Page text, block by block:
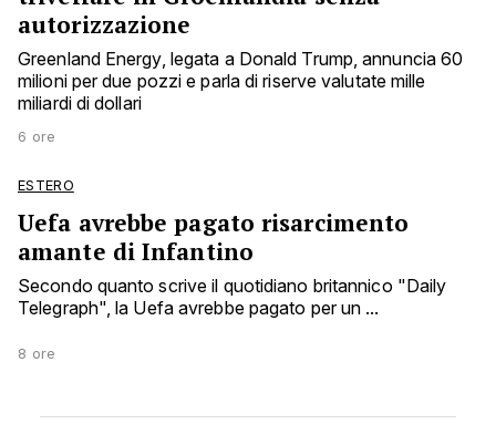
autorizzazione
Greenland Energy, legata a Donald Trump, annuncia 60
milioni per due pozzi e parla di riserve valutate mille
miliardi di dollari
6 ore
ESTERO
Uefa avrebbe pagato risarcimento
amante di Infantino
Secondo quanto scrive il quotidiano britannico "Daily
Telegraph", la Uefa avrebbe pagato per un ...
8 ore